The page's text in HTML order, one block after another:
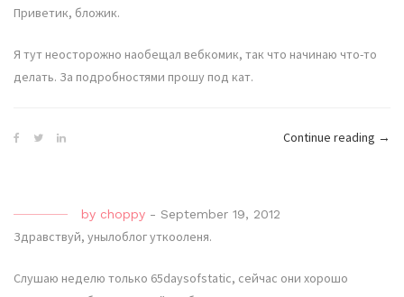
Приветик, бложик.
Я тут неосторожно наобещал вебкомик, так что начинаю что-то
делать. За подробностями прошу под кат.
Continue reading “The
→
by choppy - September 19, 2012
Здравствуй, унылоблог уткооленя.
Слушаю неделю только 65daysofstatic, сейчас они хорошо